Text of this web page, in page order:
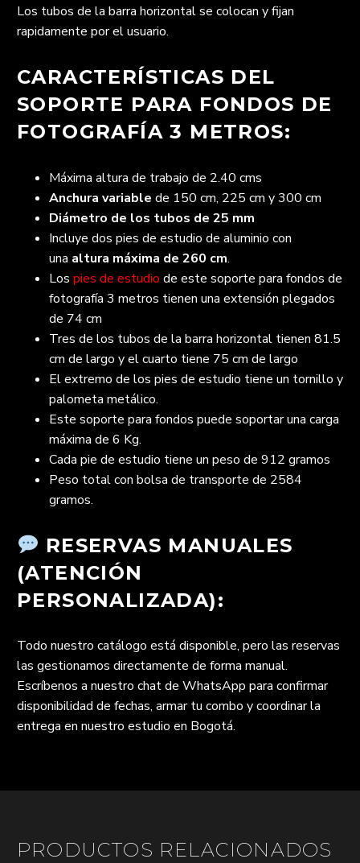
Los tubos de la barra horizontal se colocan y fijan
rapidamente por el usuario.
CARACTERÍSTICAS DEL
SOPORTE PARA FONDOS DE
FOTOGRAFÍA 3 METROS:
Máxima altura de trabajo de 2.40 cms
Anchura variable de 150 cm, 225 cm y 300 cm
Diámetro de los tubos de 25 mm
Incluye dos pies de estudio de aluminio con
una altura máxima de 260 cm.
Los pies de estudio de este soporte para fondos de
fotografía 3 metros tienen una extensión plegados
de 74 cm
Tres de los tubos de la barra horizontal tienen 81.5
cm de largo y el cuarto tiene 75 cm de largo
El extremo de los pies de estudio tiene un tornillo y
palometa metálico.
Este soporte para fondos puede soportar una carga
máxima de 6 Kg.
Cada pie de estudio tiene un peso de 912 gramos
Peso total con bolsa de transporte de 2584
gramos.
RESERVAS MANUALES
(ATENCIÓN
PERSONALIZADA):
Todo nuestro catálogo está disponible, pero las reservas
las gestionamos directamente de forma manual.
Escríbenos a nuestro chat de WhatsApp para confirmar
disponibilidad de fechas, armar tu combo y coordinar la
entrega en nuestro estudio en Bogotá.
PRODUCTOS RELACIONADOS